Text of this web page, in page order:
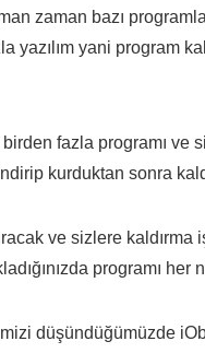
zaman bazı
yazılım yani program
fazla programı ve
kurduktan sonra
ve sizlere
programı
düşündüğümüzde